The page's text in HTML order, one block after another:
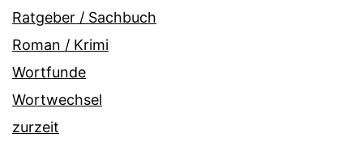
Ratgeber / Sachbuch
Roman / Krimi
Wortfunde
Wortwechsel
zurzeit